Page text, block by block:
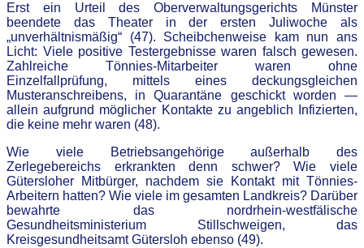
Erst ein Urteil des Oberverwaltungsgerichts Münster
beendete das Theater in der ersten Juliwoche als
„unverhältnismäßig“ (47). Scheibchenweise kam nun ans
Licht: Viele positive Testergebnisse waren falsch gewesen.
Zahlreiche Tönnies-Mitarbeiter waren ohne
Einzelfallprüfung, mittels eines deckungsgleichen
Musteranschreibens, in Quarantäne geschickt worden —
allein aufgrund möglicher Kontakte zu angeblich Infizierten,
die keine mehr waren (48).
Wie viele Betriebsangehörige außerhalb des
Zerlegebereichs erkrankten denn schwer? Wie viele
Gütersloher Mitbürger, nachdem sie Kontakt mit Tönnies-
Arbeitern hatten? Wie viele im gesamten Landkreis? Darüber
bewahrte das nordrhein-westfälische
Gesundheitsministerium Stillschweigen, das
Kreisgesundheitsamt Gütersloh ebenso (49).